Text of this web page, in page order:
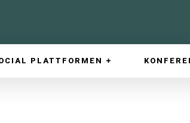
PLATTFORMEN